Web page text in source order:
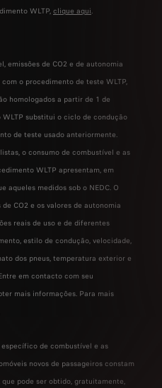
WLTP, clique aqui.
emissões de CO2 e de autonomia
o procedimento de teste WLTP,
homologados a partir de 1 de
substitui o ciclo de condução
de teste usado anteriormente.
o consumo de combustível e as
WLTP apresentam, em
aqueles medidos sob o NEDC. O
CO2 e os valores de autonomia
reais de uso e de diferentes
estilo de condução, velocidade,
dos pneus, temperatura exterior e
em contacto com seu
mais informações. Para mais
de combustível e as
novos de passageiros constam
pode ser obtido, gratuitamente,